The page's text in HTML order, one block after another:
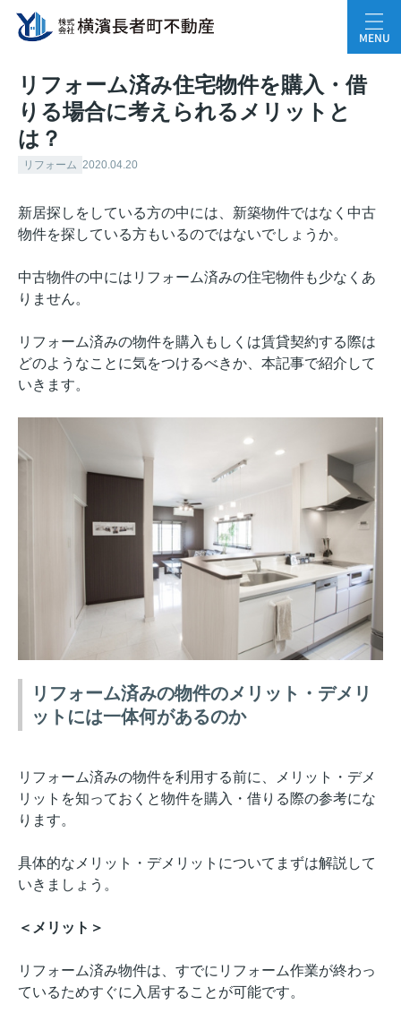
MENU
リフォーム済み住宅物件を購入・借
りる場合に考えられるメリットと
は？
リフォーム 2020.04.20
新居探しをしている方の中には、新築物件ではなく中古
物件を探している方もいるのではないでしょうか。
中古物件の中にはリフォーム済みの住宅物件も少なくあ
りません。
リフォーム済みの物件を購入もしくは賃貸契約する際は
どのようなことに気をつけるべきか、本記事で紹介して
いきます。
リフォーム済みの物件のメリット・デメリ
ットには一体何があるのか
リフォーム済みの物件を利用する前に、メリット・デメ
リットを知っておくと物件を購入・借りる際の参考にな
ります。
具体的なメリット・デメリットについてまずは解説して
いきましょう。
＜メリット＞
リフォーム済み物件は、すでにリフォーム作業が終わっ
ているためすぐに入居することが可能です。